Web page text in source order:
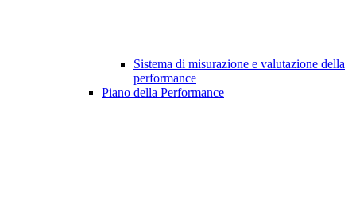
Sistema di misurazione e valutazione della
performance
Piano della Performance